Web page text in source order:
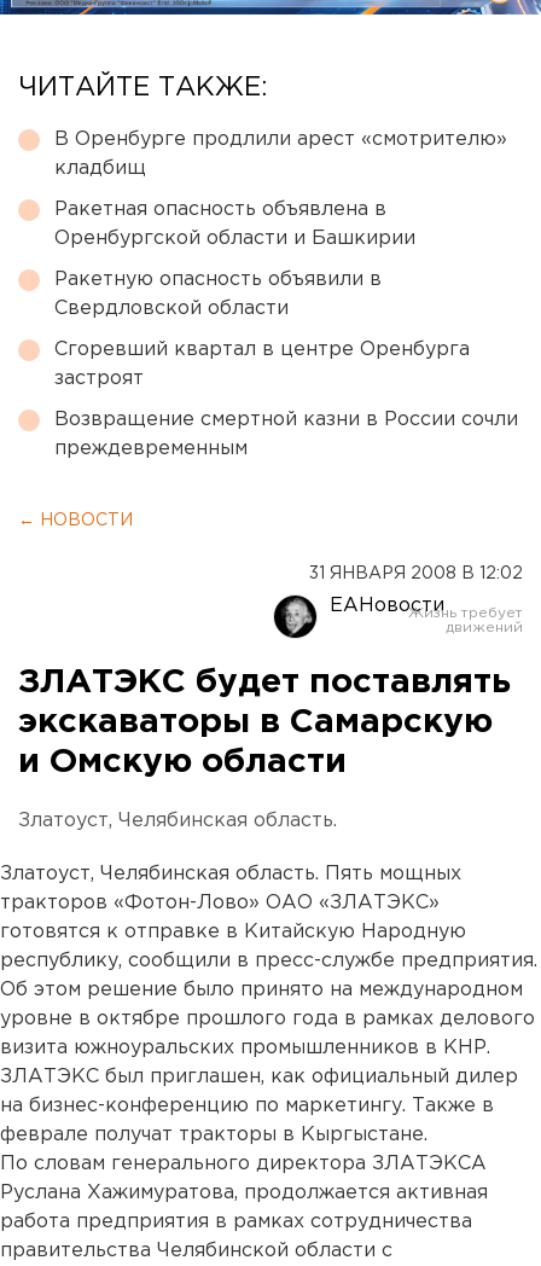
ЧИТАЙТЕ ТАКЖЕ:
В Оренбурге продлили арест «смотрителю»
кладбищ
Ракетная опасность объявлена в
Оренбургской области и Башкирии
Ракетную опасность объявили в
Свердловской области
Сгоревший квартал в центре Оренбурга
застроят
Возвращение смертной казни в России сочли
преждевременным
← НОВОСТИ
31 ЯНВАРЯ 2008 В 12:02
ЕАНовости
ЗЛАТЭКС будет поставлять
экскаваторы в Самарскую
и Омскую области
Златоуст, Челябинская область.
Златоуст, Челябинская область. Пять мощных
тракторов «Фотон-Лово» ОАО «ЗЛАТЭКС»
готовятся к отправке в Китайскую Народную
республику, сообщили в пресс-службе предприятия.
Об этом решение было принято на международном
уровне в октябре прошлого года в рамках делового
визита южноуральских промышленников в КНР.
ЗЛАТЭКС был приглашен, как официальный дилер
на бизнес-конференцию по маркетингу. Также в
феврале получат тракторы в Кыргыстане.
По словам генерального директора ЗЛАТЭКСА
Руслана Хажимуратова, продолжается активная
работа предприятия в рамках сотрудничества
правительства Челябинской области с